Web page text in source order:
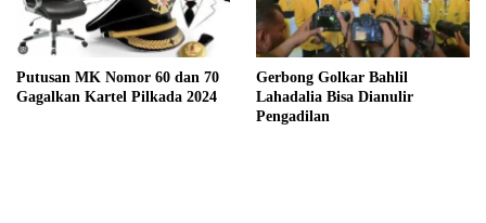
Putusan MK Nomor 60 dan 70
Gagalkan Kartel Pilkada 2024
Gerbong Golkar Bahlil
Lahadalia Bisa Dianulir
Pengadilan